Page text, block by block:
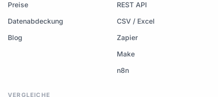
Preise
Datenabdeckung
Blog
REST API
CSV / Excel
Zapier
Make
n8n
VERGLEICHE